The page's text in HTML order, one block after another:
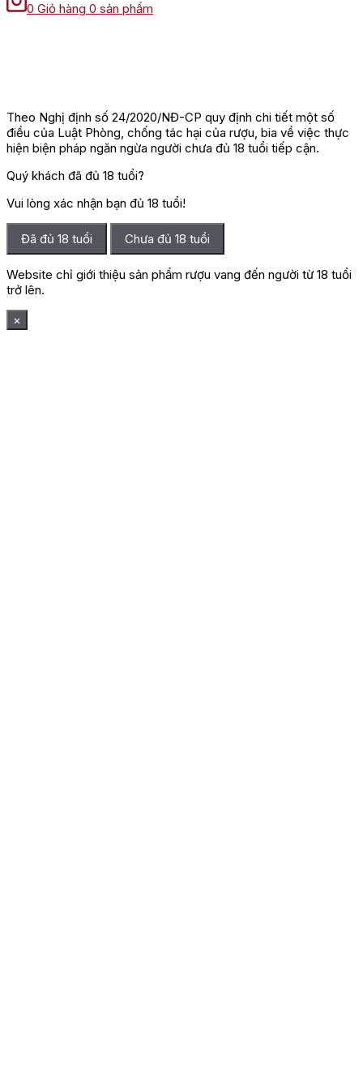
0 Giỏ hàng 0 sản phẩm
Theo Nghị định số 24/2020/NĐ-CP quy định chi tiết một số
điều của Luật Phòng, chống tác hại của rượu, bia về việc thực
hiện biện pháp ngăn ngừa người chưa đủ 18 tuổi tiếp cận.
Quý khách đã đủ 18 tuổi?
Vui lòng xác nhận bạn đủ 18 tuổi!
Đã đủ 18 tuổi Chưa đủ 18 tuổi
Website chỉ giới thiệu sản phẩm rượu vang đến người từ 18 tuổi
trở lên.
×